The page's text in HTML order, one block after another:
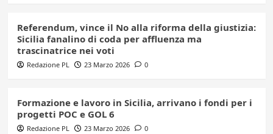
Referendum, vince il No alla riforma della giustizia:
Sicilia fanalino di coda per affluenza ma
trascinatrice nei voti
Redazione PL 23 Marzo 2026 0
Formazione e lavoro in Sicilia, arrivano i fondi per i
progetti POC e GOL 6
Redazione PL 23 Marzo 2026 0